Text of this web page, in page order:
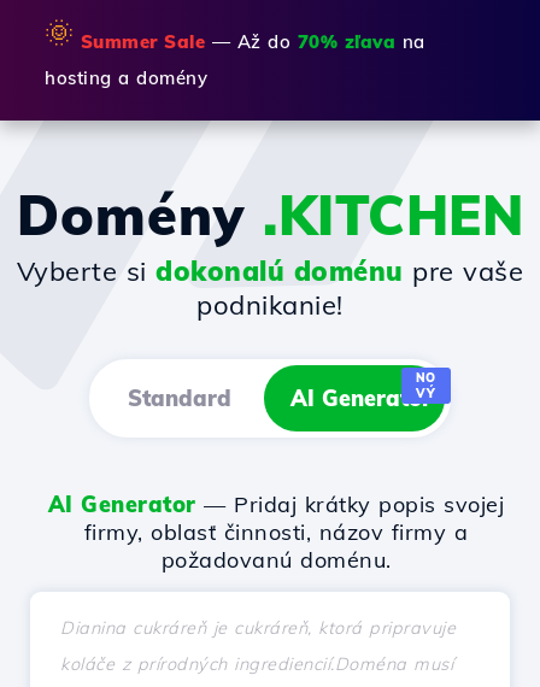
🌞 Summer Sale — Až do 70% zľava na
hosting a domény
Domény .KITCHEN
Vyberte sidokonalú doménu pre vaše
podnikanie!
Standard AI Generator
NO
VÝ
AI Generator — Pridaj krátky popis svojej
firmy, oblasť činnosti, názov firmy a
požadovanú doménu.